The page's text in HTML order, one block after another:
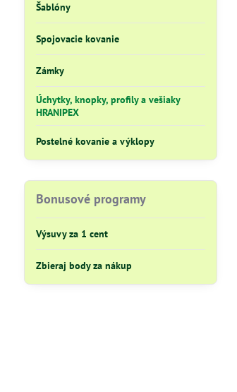
Šablóny
Spojovacie kovanie
Zámky
Úchytky, knopky, profily a vešiaky
HRANIPEX
Postelné kovanie a výklopy
Bonusové programy
Výsuvy za 1 cent
Zbieraj body za nákup